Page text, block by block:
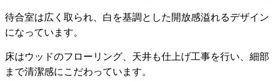
待合室は広く取られ、白を基調とした開放感溢れるデザイン
になっています。
床はウッドのフローリング、天井も仕上げ工事を行い、細部
まで清潔感にこだわっています。